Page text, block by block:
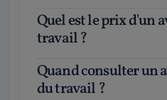
Quel est le prix d'un avocat en droit du
travail ?
Quand consulter un avocat en droit
du travail ?